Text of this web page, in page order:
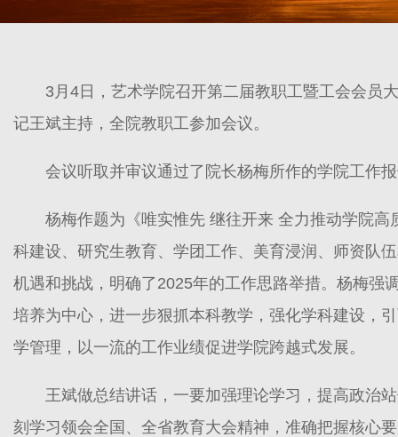
3月4日，艺术学院召开第二届教职工暨工会会员
记王斌主持，全院教职工参加会议。
会议听取并审议通过了院长杨梅所作的学院工作
杨梅作题为《唯实惟先 继往开来 全力推动学院
科建设、研究生教育、学团工作、美育浸润、师资队
机遇和挑战，明确了2025年的工作思路举措。杨梅强
培养为中心，进一步狠抓本科教学，强化学科建设，
学管理，以一流的工作业绩促进学院跨越式发展。
王斌做总结讲话，一要加强理论学习，提高政治
刻学习领会全国、全省教育大会精神，准确把握核心